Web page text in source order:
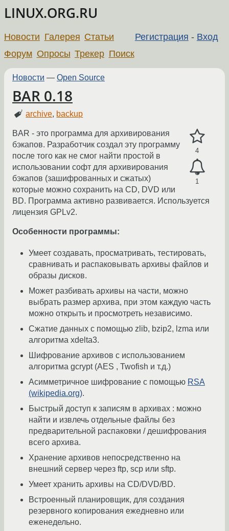
LINUX.ORG.RU
Регистрация - Вход
Новости Галерея Статьи
Форум Опросы Трекер Поиск
Новости — Open Source
BAR 0.18
archive, backup
4
1
BAR - это программа для архивирования
бэкапов. Разработчик создал эту программу
после того как не смог найти простой в
использовании софт для архивирования
бэкапов (зашифрованных и сжатых)
которые можно сохранить на CD, DVD или
BD. Программа активно развивается. Используется
лицензия GPLv2.
Особенности программы:
Умеет создавать, просматривать, тестировать,
сравнивать и распаковывать архивы файлов и
образы дисков.
Может разбивать архивы на части, можно
выбрать размер архива, при этом каждую часть
можно открыть и просмотреть независимо.
Сжатие данных с помощью zlib, bzip2, lzma или
алгоритма xdelta3.
Шифрование архивов с использованием
алгоритма gcrypt (AES , Twofish и т.д.)
Асимметричное шифрование с помощью RSA
(wikipedia.org).
Быстрый доступ к записям в архивах : можно
найти и извлечь отдельные файлы без
предварительной распаковки / дешифрования
всего архива.
Хранение архивов непосредственно на
внешний сервер через ftp, scp или sftp.
Умеет хранить архивы на CD/DVD/BD.
Встроенный планировщик, для создания
резервного копирования ежедневно или
еженедельно.